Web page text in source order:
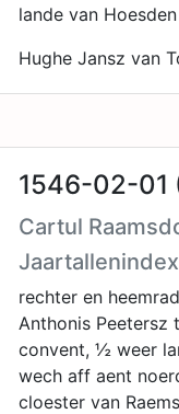
lande van
Hughe Jansz van
1546-02-01
Cartul
Jaartallenindex
rechter en
Anthonis Peetersz
convent, ½ weer
wech aff aent
cloester van